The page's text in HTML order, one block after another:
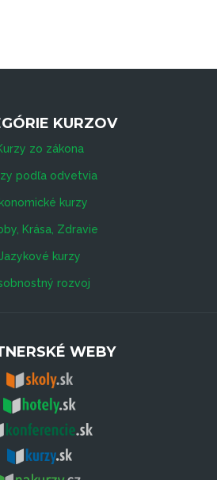
KURZOV
zo zákona
podľa odvetvia
kurzy
Krása, Zdravie
Jazykové kurzy
rozvoj
WEBY